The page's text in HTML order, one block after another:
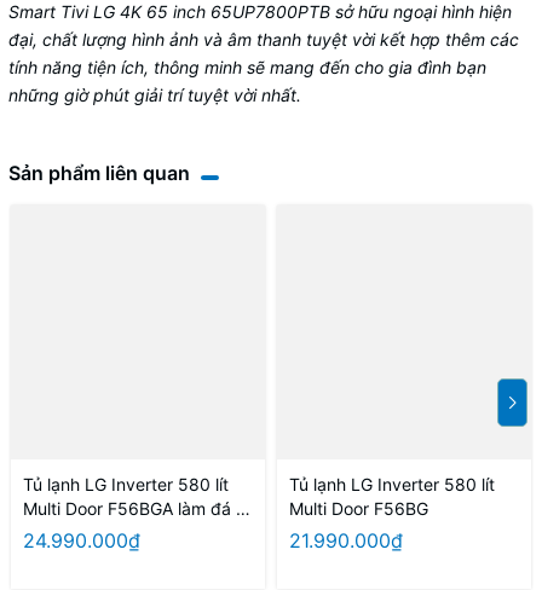
Smart Tivi LG 4K 65 inch 65UP7800PTB sở hữu ngoại hình hiện
đại, chất lượng hình ảnh và âm thanh tuyệt vời kết hợp thêm các
tính năng tiện ích, thông minh sẽ mang đến cho gia đình bạn
những giờ phút giải trí tuyệt vời nhất.
Sản phẩm liên quan
Tủ lạnh LG Inverter 580 lít
Multi Door F56BGA làm đá tự
động
24.990.000₫
Tủ lạnh LG Inverter 580 lít
Multi Door F56BG
21.990.000₫